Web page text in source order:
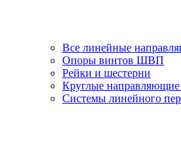
Все линейные
Опоры винтов ШВП
Рейки и шестерни
Круглые направляющие
Системы линейного